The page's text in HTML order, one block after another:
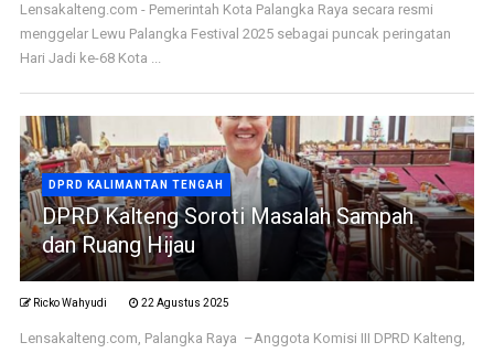
Lensakalteng.com - Pemerintah Kota Palangka Raya secara resmi
menggelar Lewu Palangka Festival 2025 sebagai puncak peringatan
Hari Jadi ke-68 Kota ...
DPRD KALIMANTAN TENGAH
DPRD Kalteng Soroti Masalah Sampah
dan Ruang Hijau
Ricko Wahyudi 22 Agustus 2025
Lensakalteng.com, Palangka Raya –Anggota Komisi III DPRD Kalteng,